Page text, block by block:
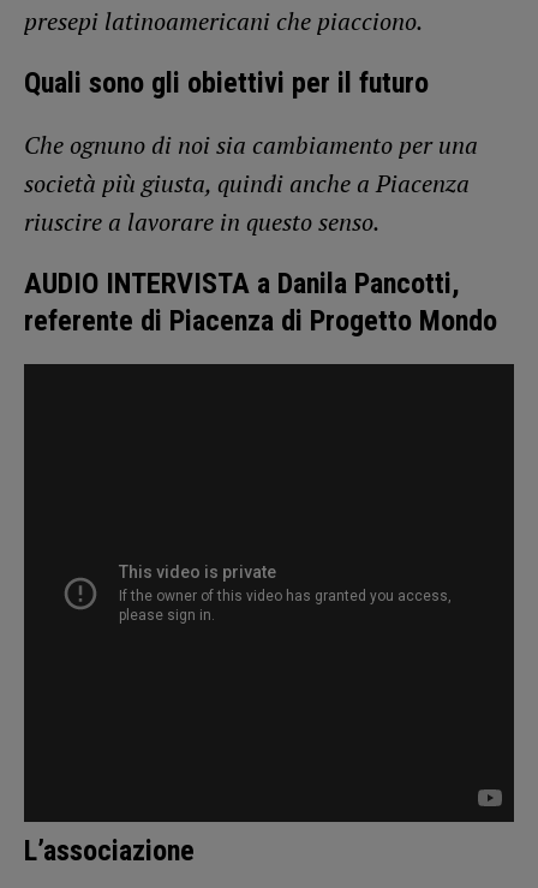
presepi latinoamericani che piacciono.
Quali sono gli obiettivi per il futuro
Che ognuno di noi sia cambiamento per una
società più giusta, quindi anche a Piacenza
riuscire a lavorare in questo senso.
AUDIO INTERVISTA a Danila Pancotti,
referente di Piacenza di Progetto Mondo
L’associazione